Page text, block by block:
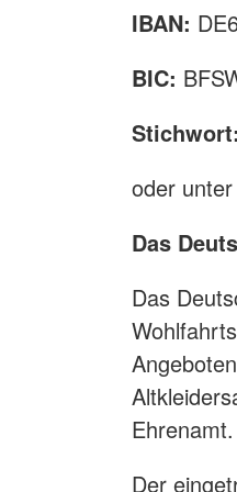
IBAN:
BIC:
oder
Das
Das
Ehrenamt.
Der